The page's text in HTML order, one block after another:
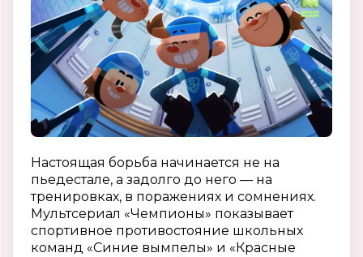
Настоящая борьба начинается не на
пьедестале, а задолго до него — на
тренировках, в поражениях и сомнениях.
Мультсериал «Чемпионы» показывает
спортивное противостояние школьных
команд «Синие вымпелы» и «Красные